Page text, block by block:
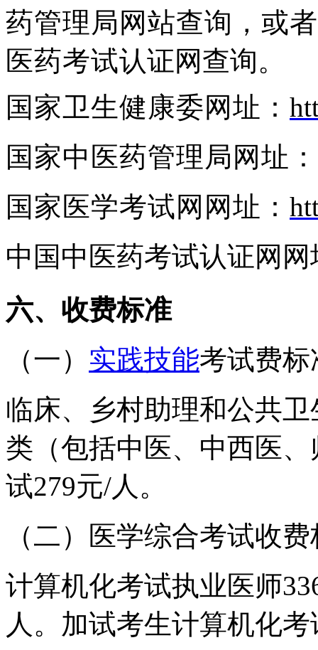
药管理局网站查询，或
医药考试认证网查询。
国家卫生健康委网址：
国家中医药管理局网址：
国家医学考试网网址：
中国中医药考试认证网网
六、收费标准
（一） 实践技能考试费标
临床、
乡村助理和公共
类（包括中医、 中西医、
试279元/人。
（二）医学综合考试收
计算机化考试执业医师
人。加试考生计算机化考